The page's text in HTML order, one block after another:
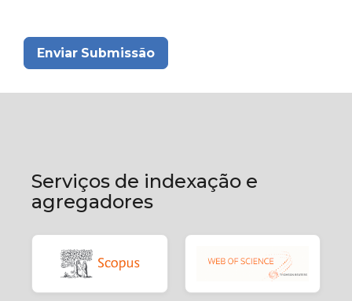
Enviar Submissão
Serviços de indexação e
agregadores